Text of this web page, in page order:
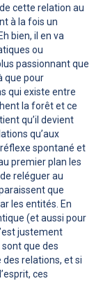
cette relation au
à la fois un
bien, il en va
ou
passionnant que
que pour
qui existe entre
la forêt et ce
qu’il devient
qu’aux
spontané et
premier plan les
reléguer au
que
les entités. En
(et aussi pour
justement
sont que des
relations, et si
ces